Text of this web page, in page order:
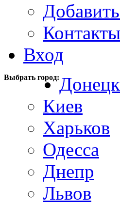
Контакты
Вход
Выбрать город:Донецк
Киев
Харьков
Одесса
Днепр
Львов